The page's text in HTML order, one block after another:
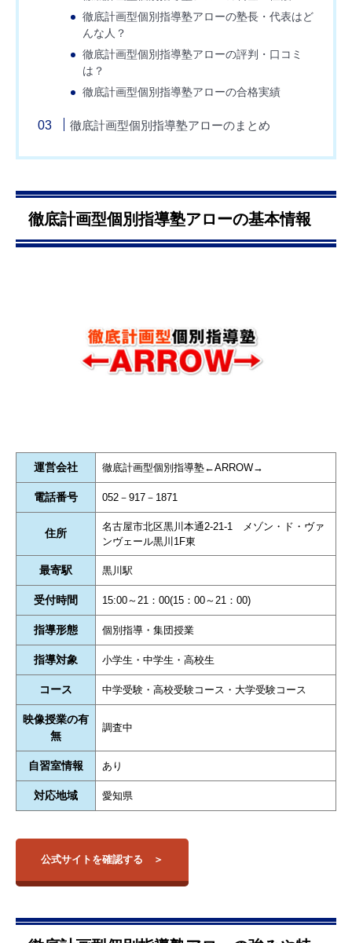
徹底計画型個別指導塾アローの塾長・代表はど
んな人？
徹底計画型個別指導塾アローの評判・口コミ
は？
徹底計画型個別指導塾アローの合格実績
徹底計画型個別指導塾アローのまとめ
徹底計画型個別指導塾アローの基本情報
運営会社 徹底計画型個別指導塾←ARROW→
電話番号 052－917－1871
住所
名古屋市北区黒川本通2-21-1 メゾン・ド・ヴァ
ンヴェール黒川1F東
最寄駅 黒川駅
受付時間 15:00～21：00(15：00～21：00)
指導形態 個別指導・集団授業
指導対象 小学生・中学生・高校生
コース 中学受験・高校受験コース・大学受験コース
映像授業の有
無
調査中
自習室情報 あり
対応地域 愛知県
公式サイトを確認する